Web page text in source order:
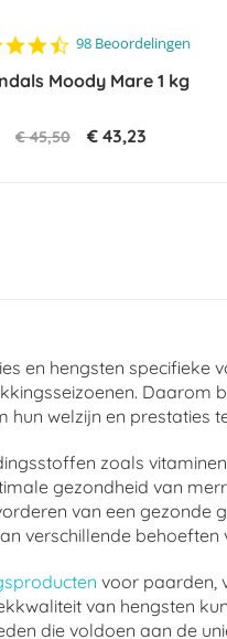
4.5
rating
98 Beoordelingen
Moody Mare 1 kg
€ 45,50 € 43,23
en hengsten specifieke
Daarom
welzijn en prestaties
zoals
gezondheid van
van een gezonde
verschillende behoeften
voor paarden,
van hengsten
die voldoen aan de